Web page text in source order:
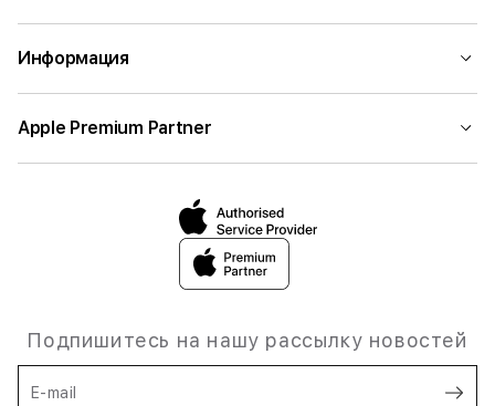
Информация
Apple Premium Partner
Подпишитесь на нашу рассылку новостей
E-mail